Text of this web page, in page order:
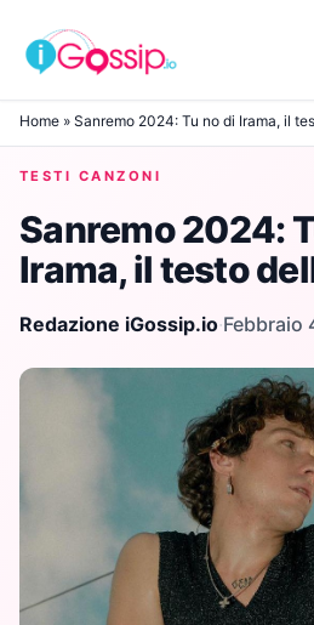
Skip to content
Home » Sanremo 2024: Tu no di Irama, il
TESTI CANZONI
Sanremo 2024:
Irama, il testo
Redazione iGossip.io·Febbraio